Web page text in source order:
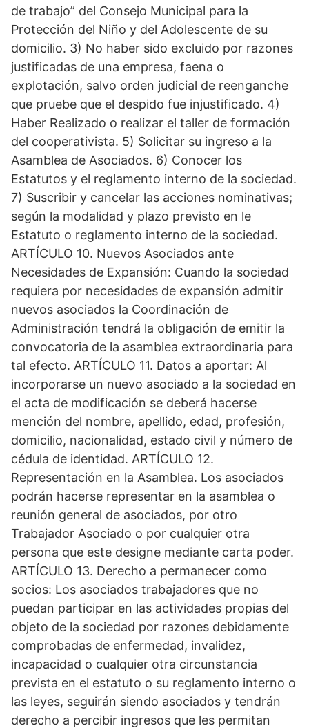
de trabajo” del Consejo Municipal para la
Protección del Niño y del Adolescente de su
domicilio. 3) No haber sido excluido por razones
justificadas de una empresa, faena o
explotación, salvo orden judicial de reenganche
que pruebe que el despido fue injustificado. 4)
Haber Realizado o realizar el taller de formación
del cooperativista. 5) Solicitar su ingreso a la
Asamblea de Asociados. 6) Conocer los
Estatutos y el reglamento interno de la sociedad.
7) Suscribir y cancelar las acciones nominativas;
según la modalidad y plazo previsto en le
Estatuto o reglamento interno de la sociedad.
ARTÍCULO 10. Nuevos Asociados ante
Necesidades de Expansión: Cuando la sociedad
requiera por necesidades de expansión admitir
nuevos asociados la Coordinación de
Administración tendrá la obligación de emitir la
convocatoria de la asamblea extraordinaria para
tal efecto. ARTÍCULO 11. Datos a aportar: Al
incorporarse un nuevo asociado a la sociedad en
el acta de modificación se deberá hacerse
mención del nombre, apellido, edad, profesión,
domicilio, nacionalidad, estado civil y número de
cédula de identidad. ARTÍCULO 12.
Representación en la Asamblea. Los asociados
podrán hacerse representar en la asamblea o
reunión general de asociados, por otro
Trabajador Asociado o por cualquier otra
persona que este designe mediante carta poder.
ARTÍCULO 13. Derecho a permanecer como
socios: Los asociados trabajadores que no
puedan participar en las actividades propias del
objeto de la sociedad por razones debidamente
comprobadas de enfermedad, invalidez,
incapacidad o cualquier otra circunstancia
prevista en el estatuto o su reglamento interno o
las leyes, seguirán siendo asociados y tendrán
derecho a percibir ingresos que les permitan